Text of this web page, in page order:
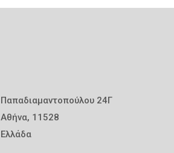
Παπαδιαμαντοπούλου 24Γ
Αθήνα, 11528
Ελλάδα